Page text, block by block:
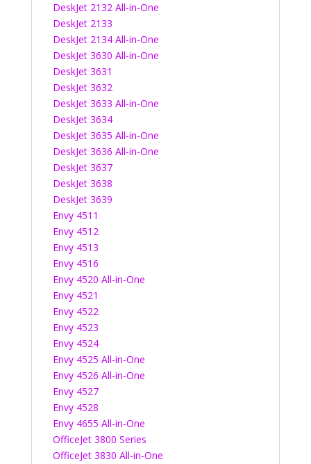
DeskJet 2132 All-in-One
DeskJet 2133
DeskJet 2134 All-in-One
DeskJet 3630 All-in-One
DeskJet 3631
DeskJet 3632
DeskJet 3633 All-in-One
DeskJet 3634
DeskJet 3635 All-in-One
DeskJet 3636 All-in-One
DeskJet 3637
DeskJet 3638
DeskJet 3639
Envy 4511
Envy 4512
Envy 4513
Envy 4516
Envy 4520 All-in-One
Envy 4521
Envy 4522
Envy 4523
Envy 4524
Envy 4525 All-in-One
Envy 4526 All-in-One
Envy 4527
Envy 4528
Envy 4655 All-in-One
OfficeJet 3800 Series
OfficeJet 3830 All-in-One